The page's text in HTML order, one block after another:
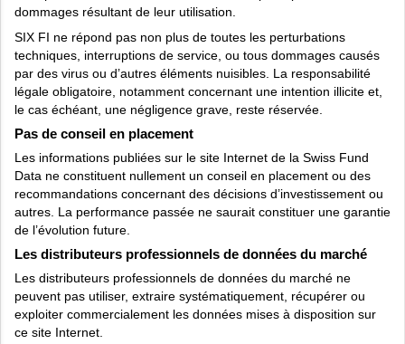
dommages résultant de leur utilisation.
SIX FI ne répond pas non plus de toutes les perturbations
techniques, interruptions de service, ou tous dommages causés
par des virus ou d’autres éléments nuisibles. La responsabilité
légale obligatoire, notamment concernant une intention illicite et,
le cas échéant, une négligence grave, reste réservée.
Pas de conseil en placement
Les informations publiées sur le site Internet de la Swiss Fund
Data ne constituent nullement un conseil en placement ou des
recommandations concernant des décisions d’investissement ou
autres. La performance passée ne saurait constituer une garantie
de l’évolution future.
Les distributeurs professionnels de données du marché
Les distributeurs professionnels de données du marché ne
peuvent pas utiliser, extraire systématiquement, récupérer ou
exploiter commercialement les données mises à disposition sur
ce site Internet.